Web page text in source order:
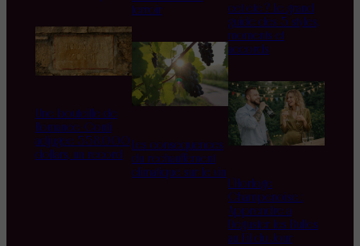
Une bouteille de
Romanée-Conti
adjugée 558.000
dollars, un record
terroir
Les conséquences
du réchauffement
climatique sur le vin
cet été ? Le grand
guide des 5 styles,
moments et
accords
L’Horloge
Champenoise :
Apprendre à
Déguster les Bulles
au Fil du Jour